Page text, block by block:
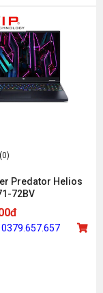
(0)
Predator Helios
72BV
(Intel Core i7-
/ 512GB /
/ RTX 4070
0379.657.657